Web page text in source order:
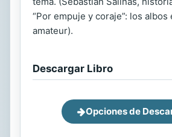
“Por empuje y coraje”: los albos
amateur).
Descargar Libro
Opciones de